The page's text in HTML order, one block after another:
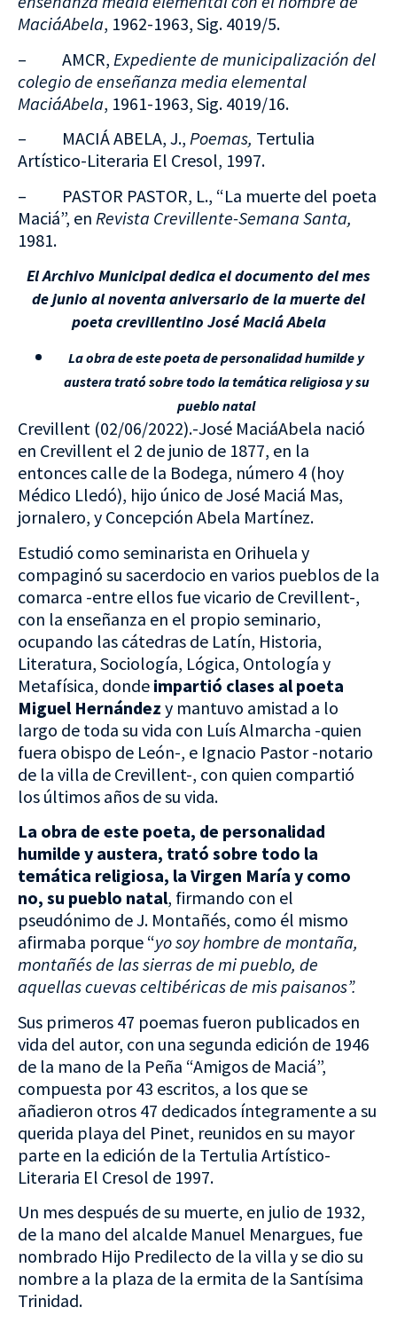
MaciáAbela, 1962-1963, Sig. 4019/5.
– AMCR, Expediente de municipalización del
colegio de enseñanza media elemental
MaciáAbela, 1961-1963, Sig. 4019/16.
– MACIÁ ABELA, J., Poemas, Tertulia
Artístico-Literaria El Cresol, 1997.
– PASTOR PASTOR, L., “La muerte del poeta
Maciá”, en Revista Crevillente-Semana Santa,
1981.
El Archivo Municipal dedica el documento del mes
de junio al noventa aniversario de la muerte del
poeta crevillentino José Maciá Abela
La obra de este poeta de personalidad humilde y
austera trató sobre todo la temática religiosa ysu
pueblo natal
Crevillent (02/06/2022).-José MaciáAbela nació
en Crevillent el 2 de junio de 1877, en la
entonces calle de la Bodega, número 4 (hoy
Médico Lledó), hijo único de José Maciá Mas,
jornalero, y Concepción Abela Martínez.
Estudió como seminarista en Orihuela y
compaginó su sacerdocio en varios pueblos de la
comarca -entre ellos fue vicario de Crevillent-,
con la enseñanza en el propio seminario,
ocupando las cátedras de Latín, Historia,
Literatura, Sociología, Lógica, Ontología y
Metafísica, donde impartió clases al poeta
Miguel Hernández y mantuvo amistad a lo
largo de toda su vida con Luís Almarcha -quien
fuera obispo de León-, e Ignacio Pastor -notario
de la villa de Crevillent-, con quien compartió
los últimos años de su vida.
La obra de este poeta, de personalidad
humilde y austera, trató sobre todo la
temática religiosa, la Virgen María y como
no, su pueblo natal, firmando con el
pseudónimo de J. Montañés, como él mismo
afirmaba porque “yo soy hombre de montaña,
montañés de las sierras de mi pueblo, de
aquellas cuevas celtibéricas de mis paisanos”.
Sus primeros 47 poemas fueron publicados en
vida del autor, con una segunda edición de 1946
de la mano de la Peña “Amigos de Maciá”,
compuesta por 43 escritos, a los que se
añadieron otros 47 dedicados íntegramente a su
querida playa del Pinet, reunidos en su mayor
parte en la edición de la Tertulia Artístico-
Literaria El Cresol de 1997.
Un mes después de su muerte, en julio de 1932,
de la mano del alcalde Manuel Menargues, fue
nombrado Hijo Predilecto de la villa y se dio su
nombre a la plaza de la ermita de la Santísima
Trinidad.